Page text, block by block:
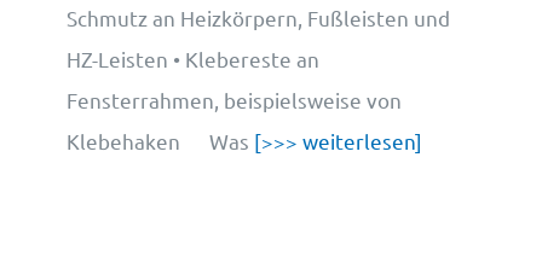
Schmutz an Heizkörpern, Fußleisten und
HZ-Leisten • Klebereste an
Fensterrahmen, beispielsweise von
Klebehaken Was [>>> weiterlesen]